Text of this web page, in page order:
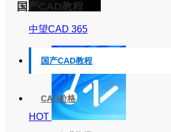
中望CAD 365
HOT
国产CAD教程
国产CAD教程
CAD价格